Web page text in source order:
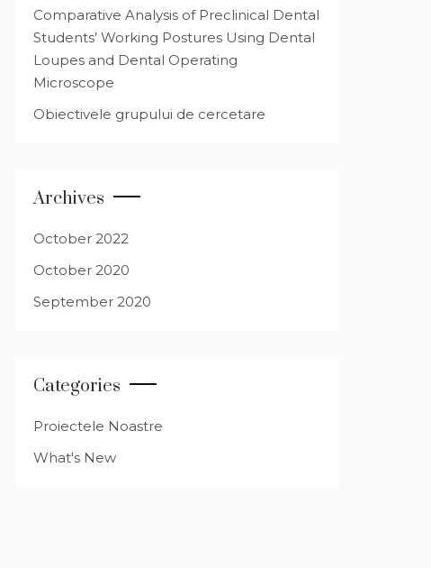
Comparative Analysis of Preclinical Dental
Students’ Working Postures Using Dental
Loupes and Dental Operating
Microscope
Obiectivele grupului de cercetare
Archives
October 2022
October 2020
September 2020
Categories
Proiectele Noastre
What's New